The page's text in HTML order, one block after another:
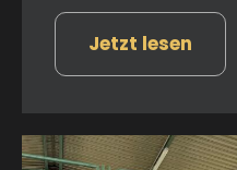
Jetzt lesen